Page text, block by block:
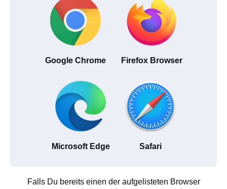
Google Chrome Firefox Browser
Microsoft Edge Safari
Falls Du bereits einen der aufgelisteten Browser